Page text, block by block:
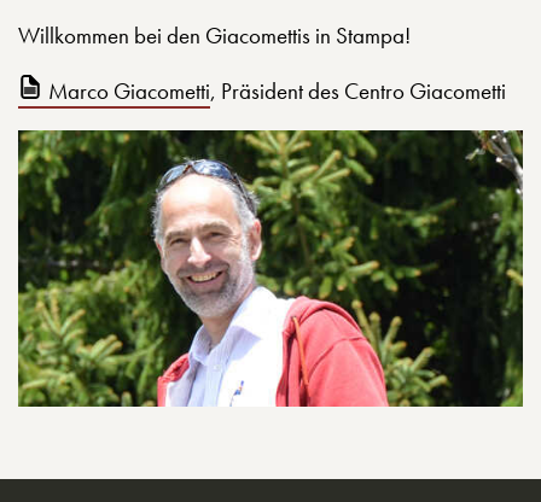
Willkommen bei den Giacomettis in Stampa!
Marco Giacometti, Präsident des Centro Giacometti